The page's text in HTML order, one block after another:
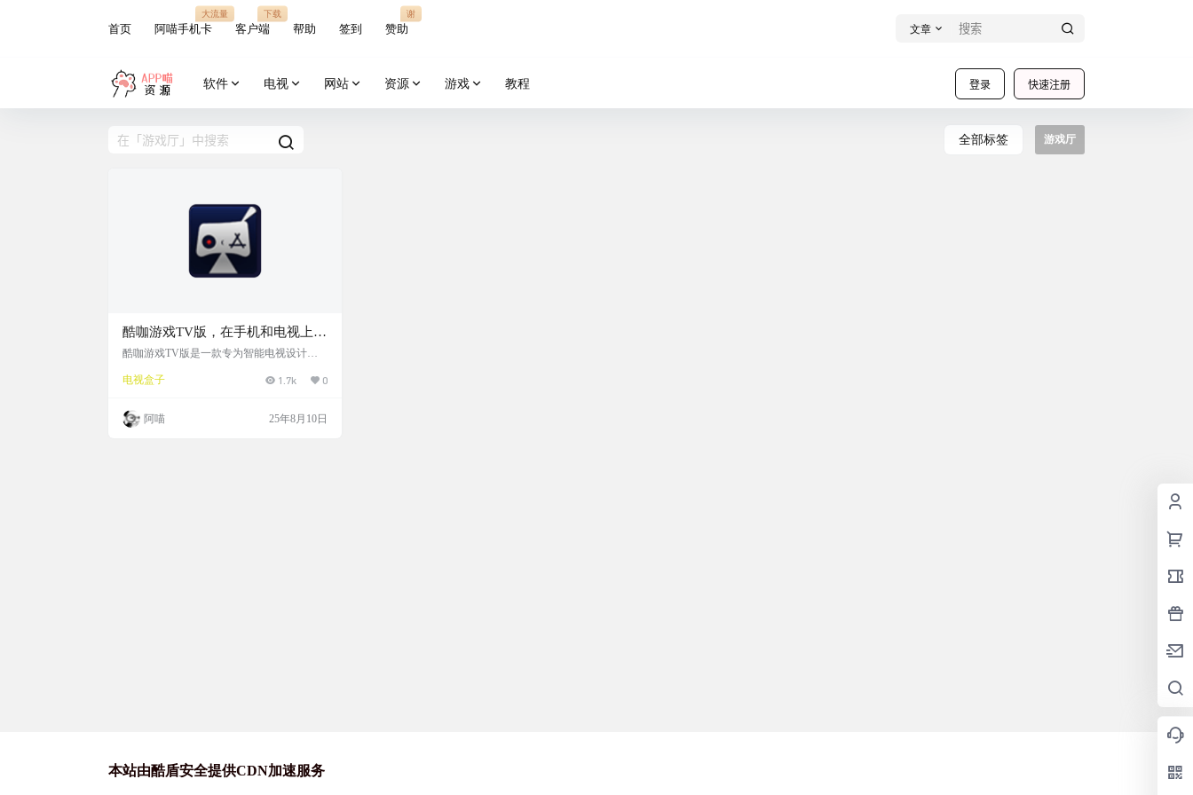
首页 阿喵手机卡
大流量
客户端
下载
帮助 签到 赞助
谢
文章
登录 快速注册
软件 电视 网站 资源 游戏 教程
全部标签 游戏厅
酷咖游戏TV版，在手机和电视上游
玩街机红白机游戏
酷咖游戏TV版是一款专为智能电视设计的
括红白机、街机、PSP等平台的《拳皇97》
持手柄操作、网络联机对战，并能按平台、
类型或名称筛选游戏 无需登录即可免费畅
电视盒子 1.7k 0
阿喵 25年8月10日
本站由酷盾安全提供CDN加速服务